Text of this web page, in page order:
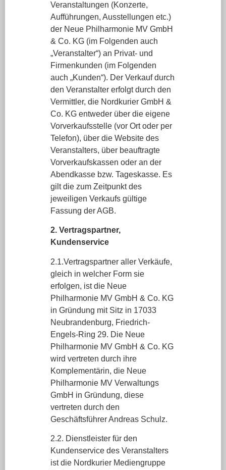
Veranstaltungen (Konzerte,
Aufführungen, Ausstellungen etc.)
der Neue Philharmonie MV GmbH
& Co. KG (im Folgenden auch
„Veranstalter“) an Privat- und
Firmenkunden (im Folgenden
auch „Kunden“). Der Verkauf durch
den Veranstalter erfolgt durch den
Vermittler, die Nordkurier GmbH &
Co. KG entweder über die eigene
Vorverkaufsstelle (vor Ort oder per
Telefon), über die Website des
Veranstalters, über beauftragte
Vorverkaufskassen oder an der
Abendkasse bzw. Tageskasse. Es
gilt die zum Zeitpunkt des
jeweiligen Verkaufs gültige
Fassung der AGB.
2. Vertragspartner,
Kundenservice
2.1.Vertragspartner aller Verkäufe,
gleich in welcher Form sie
erfolgen, ist die Neue
Philharmonie MV GmbH & Co. KG
in Gründung mit Sitz in 17033
Neubrandenburg, Friedrich-
Engels-Ring 29. Die Neue
Philharmonie MV GmbH & Co. KG
wird vertreten durch ihre
Komplementärin, die Neue
Philharmonie MV Verwaltungs
GmbH in Gründung, diese
vertreten durch den
Geschäftsführer Andreas Schulz.
2.2. Dienstleister für den
Kundenservice des Veranstalters
ist die Nordkurier Mediengruppe